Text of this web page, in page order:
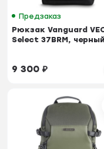
Предзаказ
Рюкзак Vanguard
Select 37BRM, черный
9 300₽